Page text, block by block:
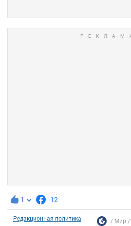
1 12
Редакционная политика Мир